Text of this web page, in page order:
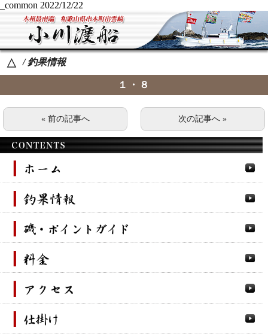
_common 2022/12/22
△ / 釣果情報
１・８
« 前の記事へ 次の記事へ »